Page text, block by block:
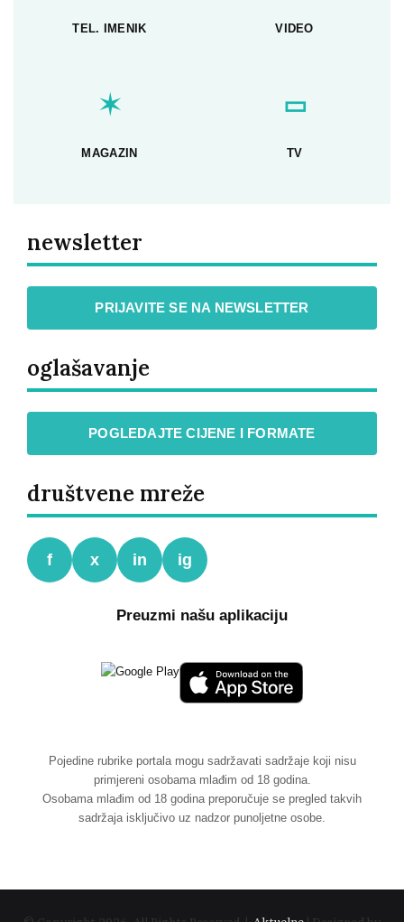
TEL. IMENIK VIDEO
✶
MAGAZIN
▭
TV
newsletter
PRIJAVITE SE NA NEWSLETTER
oglašavanje
POGLEDAJTE CIJENE I FORMATE
društvene mreže
f x in ig
Preuzmi našu aplikaciju
Pojedine rubrike portala mogu sadržavati sadržaje koji nisu
primjereni osobama mlađim od 18 godina.
Osobama mlađim od 18 godina preporučuje se pregled takvih
sadržaja isključivo uz nadzor punoljetne osobe.